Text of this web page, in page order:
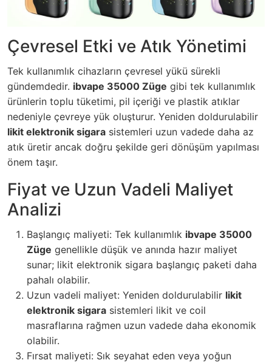
Çevresel Etki ve Atık Yönetimi
Tek kullanımlık cihazların çevresel yükü sürekli
gündemdedir. ibvape 35000 Züge gibi tek kullanımlık
ürünlerin toplu tüketimi, pil içeriği ve plastik atıklar
nedeniyle çevreye yük oluşturur. Yeniden doldurulabilir
likit elektronik sigara sistemleri uzun vadede daha az
atık üretir ancak doğru şekilde geri dönüşüm yapılması
önem taşır.
Fiyat ve Uzun Vadeli Maliyet
Analizi
Başlangıç maliyeti: Tek kullanımlık ibvape 35000
Züge genellikle düşük ve anında hazır maliyet
sunar; likit elektronik sigara başlangıç paketi daha
pahalı olabilir.
Uzun vadeli maliyet: Yeniden doldurulabilir likit
elektronik sigara sistemleri likit ve coil
masraflarına rağmen uzun vadede daha ekonomik
olabilir.
Fırsat maliyeti: Sık seyahat eden veya yoğun